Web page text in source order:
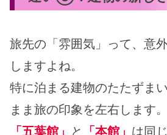
旅先の「雰囲気」って、意
しますよね。
特に泊まる建物のたたずま
まま旅の印象を左右します。
「五葉館」 と 「本館」 は同